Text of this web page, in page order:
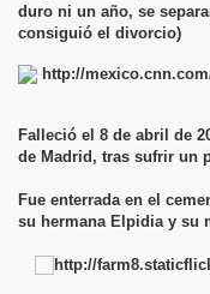
duro ni un año, se
consiguió el divorcio)
Falleció el 8 de abril de
de Madrid, tras sufrir un
Fue enterrada en el
su hermana Elpidia y su